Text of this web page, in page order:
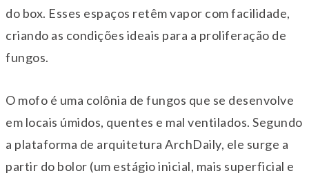
do box. Esses espaços retêm vapor com facilidade,
criando as condições ideais para a proliferação de
fungos.
O mofo é uma colônia de fungos que se desenvolve
em locais úmidos, quentes e mal ventilados. Segundo
a plataforma de arquitetura ArchDaily, ele surge a
partir do bolor (um estágio inicial, mais superficial e